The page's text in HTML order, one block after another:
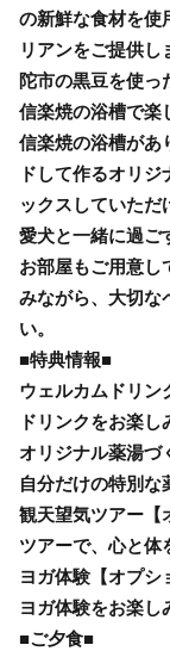
の新鮮な食材を使
リアンをご提供
陀市の黒豆を使っ
信楽焼の浴槽で楽
信楽焼の浴槽があ
ドして作るオリ
ックスしていただ
愛犬と一緒に過ご
お部屋もご用意し
みながら、大切な
い。
■特典情報■
ウェルカムドリン
ドリンクをお楽し
オリジナル薬湯づ
自分だけの特別な
観天望気ツアー【
ツアーで、心と体
ヨガ体験【オプシ
ヨガ体験をお楽し
■ご夕食■